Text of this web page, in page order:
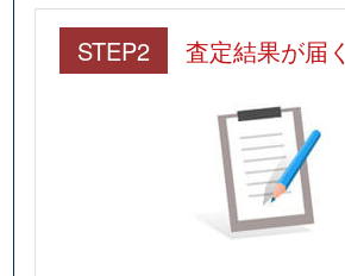
STEP2 査定結果が届く